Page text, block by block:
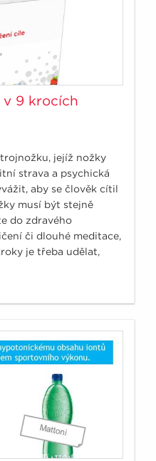
9 krocích
jejíž nožky
strava a psychická
aby se člověk cítil
musí být stejně
do zdravého
či dlouhé meditace,
je třeba udělat,